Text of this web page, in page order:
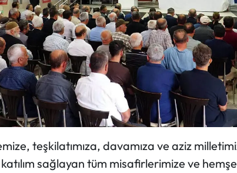
teşkilatımıza, davamıza ve aziz
sağlayan tüm misafirlerimize ve